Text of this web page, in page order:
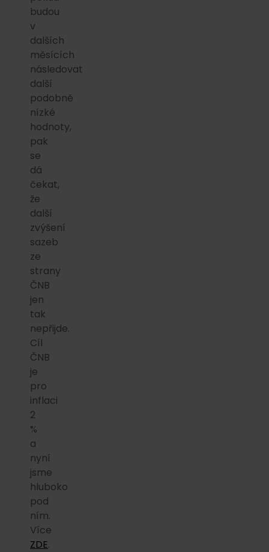
budou
v
dalších
měsících
následovat
další
podobně
nízké
hodnoty,
pak
se
dá
čekat,
že
další
zvýšení
sazeb
ze
strany
ČNB
jen
tak
nepřijde.
Cíl
ČNB
je
pro
inflaci
2
%
a
nyní
jsme
hluboko
pod
ním.
Více
ZDE.